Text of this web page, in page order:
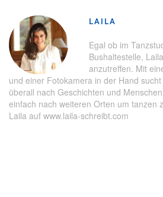
LAILA
Egal ob im
Bushaltestelle,
anzutreffen. Mit
und einer Fotokamera in der Hand
überall nach Geschichten und
einfach nach weiteren Orten um tanzen
Laila auf www.laila-schreibt.com